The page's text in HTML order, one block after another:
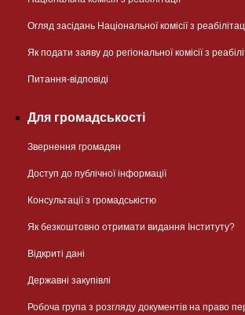
Огляд засідань Національної комісії з
Як подати заяву до регіональної комісії з
Питання-відповіді
Для громадськості
Звернення громадян
Доступ до публічної інформації
Консультації з громадськістю
Як безкоштовно отримати видання Інституту?
Відкриті дані
Державні закупівлі
Робоча група з розгляду документів на право